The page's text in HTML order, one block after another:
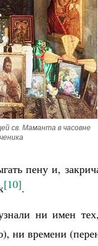
св. Маманта в часовне
пену и,
[10].
ни имен
ни времени